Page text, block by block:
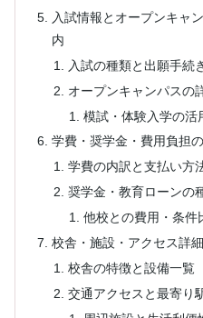
入試情報とオープンキャ
内
入試の種類と出願手続
オープンキャンパスの
模試・体験入学の活
学費・奨学金・費用負担
学費の内訳と支払い方
奨学金・教育ローンの
他校との費用・条件
校舎・施設・アクセス詳
校舎の特徴と設備一覧
交通アクセスと最寄り